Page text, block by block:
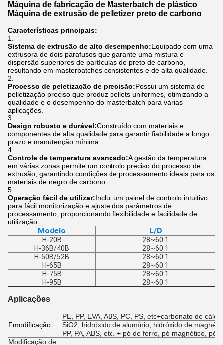
Máquina de fabricação de Masterbatch de plástico
Máquina de extrusão de pelletizer preto de carbono
Características principais:
Sistema de extrusão de alto desempenho:Equipado com uma
extrusora de dois parafusos que garante uma mistura e
dispersão superiores de partículas de preto de carbono,
resultando em masterbatches consistentes e de alta qualidade.
Processo de peletização de precisão:Possui um sistema de
pelletização preciso que produz pellets uniformes, otimizando a
qualidade e o desempenho do masterbatch para várias
aplicações.
Design robusto e durável:Construído com materiais e
componentes de alta qualidade para garantir fiabilidade a longo
prazo e manutenção mínima.
Controle de temperatura avançado:A gestão da temperatura
em várias zonas permite um controlo preciso do processo de
extrusão, garantindo condições de processamento ideais para os
materiais de negro de carbono.
Operação fácil de utilizar:Inclui um painel de controlo intuitivo
para fácil monitorização e ajuste dos parâmetros de
processamento, proporcionando flexibilidade e facilidade de
utilização.
Modelo L/D
H-20B
28~60:1
H-36B/40B
28~60:1
H-50B/52B
28~60:1
H-65B
28~60:1
H-75B
28~60:1
H-95B
28~60:1
Aplicações
Fmodificação
PE, PP, EVA, ABS, PC, PS, etc+carbonato de
SiO2, hidróxido de alumínio, hidróxido de
PP, PA, ABS, etc. + pó de ferro, pó magnético,
Modificação de